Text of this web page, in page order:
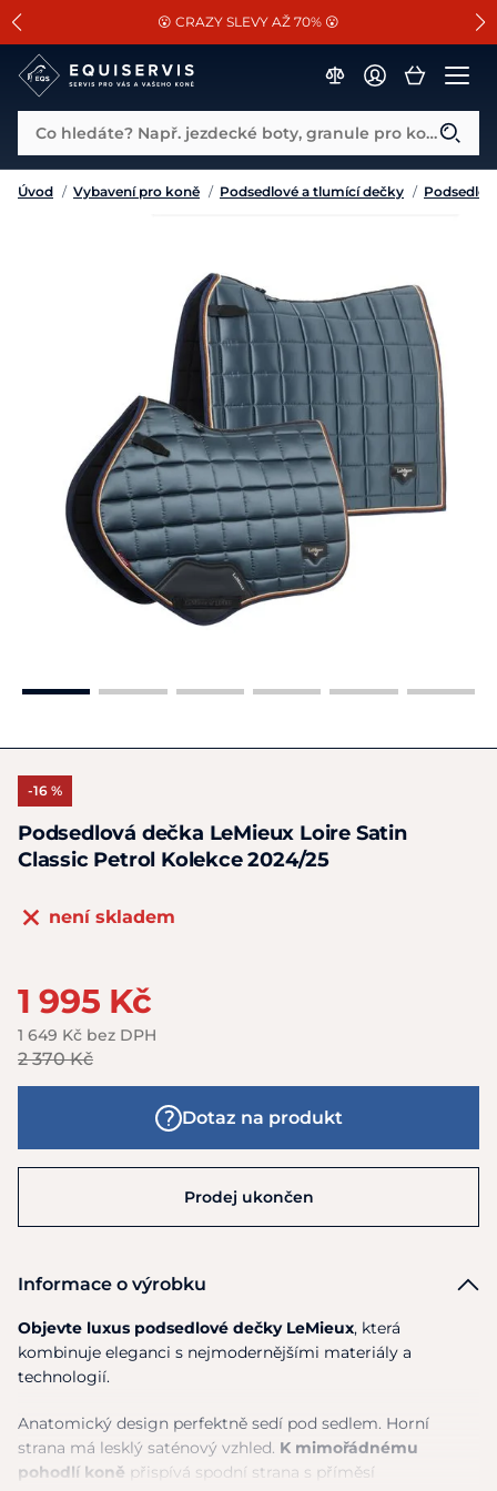
SLEVA 13% na vše od Cassini!
😮 CRAZY SLEVY AŽ 70% 😮
📐Pasování a doplňky k vybraným sedlům ZDARMA 🐴
Co hledáte? Např. jezdecké boty, granule pro koně...
Úvod / Vybavení pro koně / Podsedlové a tlumící dečky /
-16 %
Podsedlová dečka LeMieux Loire Satin
Classic Petrol Kolekce 2024/25
není skladem
1 995 Kč
1 649 Kč bez DPH
2 370 Kč
Dotaz na produkt
Prodej ukončen
Informace o výrobku
Objevte luxus podsedlové dečky LeMieux, která
kombinuje eleganci s nejmodernějšími materiály a
technologií.
Anatomický design perfektně sedí pod sedlem. Horní
strana má lesklý saténový vzhled. K mimořádnému
pohodlí koně přispívá spodní strana s příměsí